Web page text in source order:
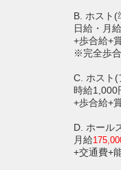
B. ホスト(
日給・月
+歩合給+
※完全歩
C. ホスト(
時給1,000
+歩合給+
D. ホール
月給
+交通費+